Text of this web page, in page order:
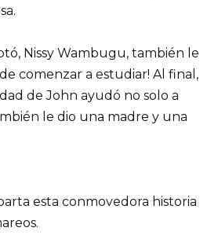
Nissy Wambugu, también le
comenzar a estudiar! Al final,
de John ayudó no solo a
le dio una madre y una
esta conmovedora historia